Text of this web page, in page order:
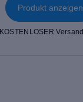
Produkt anzeigen
KOSTENLOSER Versand